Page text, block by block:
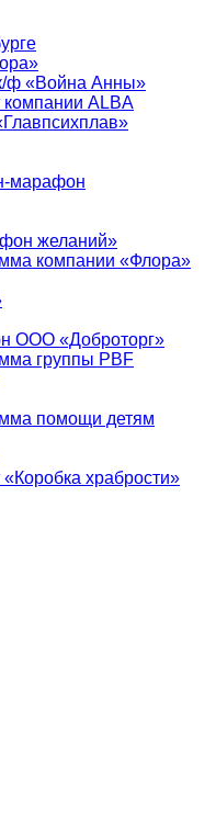
ф «Война Анны»
компании ALBA
желаний»
компании «Флора»
ООО «Доброторг»
группы PBF
помощи детям
храбрости»